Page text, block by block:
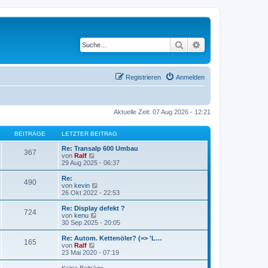
Suche
Anmelden
Registrieren
Aktuelle Zeit: 07 Aug 2026 - 12:21
BEITRÄGE LETZTER BEITRAG
367
Re: Transalp 600 Umbau
von Ralf
e
u
s
t
B
e
i
r
g
29 Aug 2025 - 06:37
490
Re:
von kevin
e
u
e
r
B
26 Okt 2022 - 22:53
724
Re: Display defekt ?
von kenu
e
u
e
30 Sep 2025 - 20:05
165
Re: Autom. Kettenöler? (=> 'L…
von Ralf
e
u
e
23 Mai 2020 - 07:19